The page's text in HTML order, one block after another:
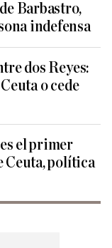
Barbastro,
indefensa
dos Reyes:
o cede
el primer
Ceuta, política